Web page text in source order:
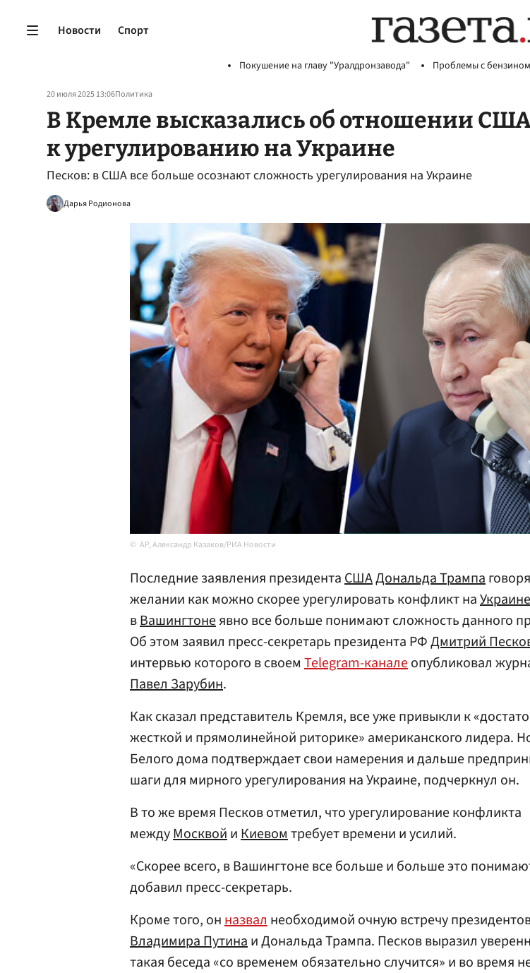
Новости Спорт
Покушение на главу "Уралдронзавода" Проблемы с
20 июля 2025 13:06Политика
В Кремле высказались об отношении
к урегулированию на Украине
Песков: в США все больше осознают сложность урегулирования на Украине
Дарья Родионова
AP, Александр Казаков/РИА Новости
Последние заявления президентаСШАДональда Трампа
желании как можно скорее урегулировать конфликт наУкраине
вВашингтонеявно все больше понимают сложность данного
Об этом заявил пресс-секретарь президента РФДмитрий
интервью которого в своем Telegram-каналеопубликовал
Павел Зарубин.
Как сказал представитель Кремля, все уже привыкли к
жесткой и прямолинейной риторике» американского лидера.
Белого дома подтверждает свои намерения и дальше
шаги для мирного урегулирования на Украине, подчеркнул он.
В то же время Песков отметил, что урегулирование конфликта
междуМосквойиКиевомтребует времени и усилий.
«Скорее всего, в Вашингтоне все больше и больше это
добавил пресс-секретарь.
Кроме того, онназвалнеобходимой очную встречу
Владимира Путинаи Дональда Трампа. Песков выразил
такая беседа «со временем обязательно случится» и во время